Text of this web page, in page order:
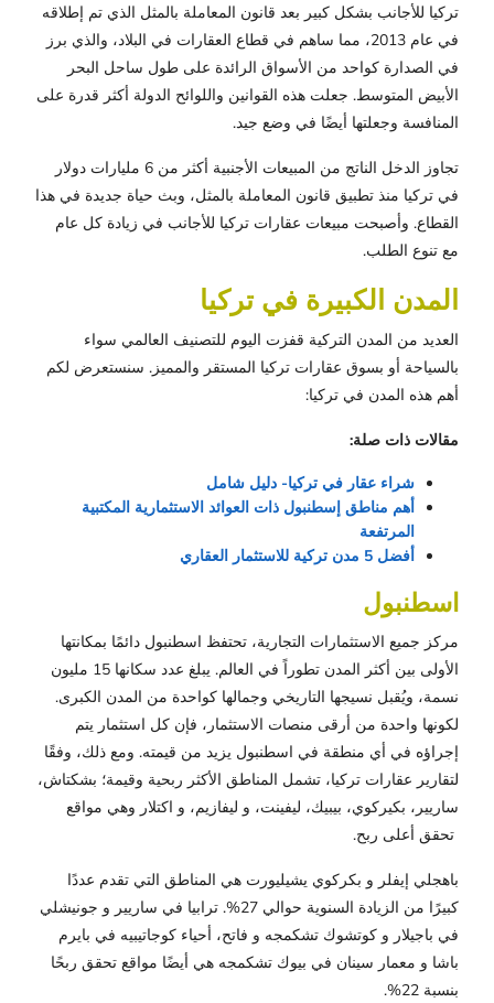
تركيا للأجانب بشكل كبير بعد قانون المعاملة بالمثل الذي تم إطلاقه
في عام 2013، مما ساهم في قطاع العقارات في البلاد، والذي برز
في الصدارة كواحد من الأسواق الرائدة على طول ساحل البحر
الأبيض المتوسط. جعلت هذه القوانين واللوائح الدولة أكثر قدرة على
المنافسة وجعلتها أيضًا في وضع جيد.
تجاوز الدخل الناتج من المبيعات الأجنبية أكثر من 6 مليارات دولار
في تركيا منذ تطبيق قانون المعاملة بالمثل، وبث حياة جديدة في هذا
القطاع. وأصبحت مبيعات عقارات تركيا للأجانب في زيادة كل عام
مع تنوع الطلب.
المدن الكبيرة في تركيا
العديد من المدن التركية قفزت اليوم للتصنيف العالمي سواء
بالسياحة أو بسوق عقارات تركيا المستقر والمميز. سنستعرض لكم
أهم هذه المدن في تركيا:
مقالات ذات صلة:
شراء عقار في تركيا- دليل شامل
أهم مناطق إسطنبول ذات العوائد الاستثمارية المكتبية
المرتفعة
أفضل 5 مدن تركية للاستثمار العقاري
اسطنبول
مركز جميع الاستثمارات التجارية، تحتفظ اسطنبول دائمًا بمكانتها
الأولى بين أكثر المدن تطوراً في العالم. يبلغ عدد سكانها 15 مليون
نسمة، ويُقبل نسيجها التاريخي وجمالها كواحدة من المدن الكبرى.
لكونها واحدة من أرقى منصات الاستثمار، فإن كل استثمار يتم
إجراؤه في أي منطقة في اسطنبول يزيد من قيمته. ومع ذلك، وفقًا
لتقارير عقارات تركيا، تشمل المناطق الأكثر ربحية وقيمة؛ بشكتاش،
ساريير، بكيركوي، بيبيك، ليفينت، و ليفازيم، و اكتلار وهي مواقع
تحقق أعلى ربح.
باهجلي إيفلر و بكركوي يشيليورت هي المناطق التي تقدم عددًا
كبيرًا من الزيادة السنوية حوالي 27%. ترابيا في ساريير و جونيشلي
في باجيلار و كوتشوك تشكمجه و فاتح، أحياء كوجاتيبيه في بايرم
باشا و معمار سينان في بيوك تشكمجه هي أيضًا مواقع تحقق ربحًا
بنسبة 22%.